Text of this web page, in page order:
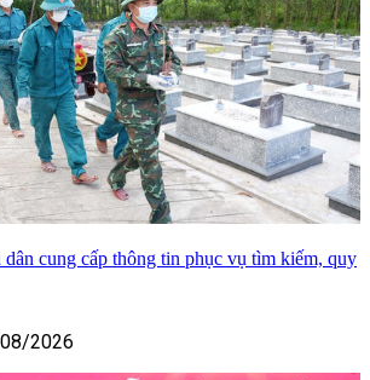
cung cấp thông tin phục vụ tìm kiếm, quy
2026